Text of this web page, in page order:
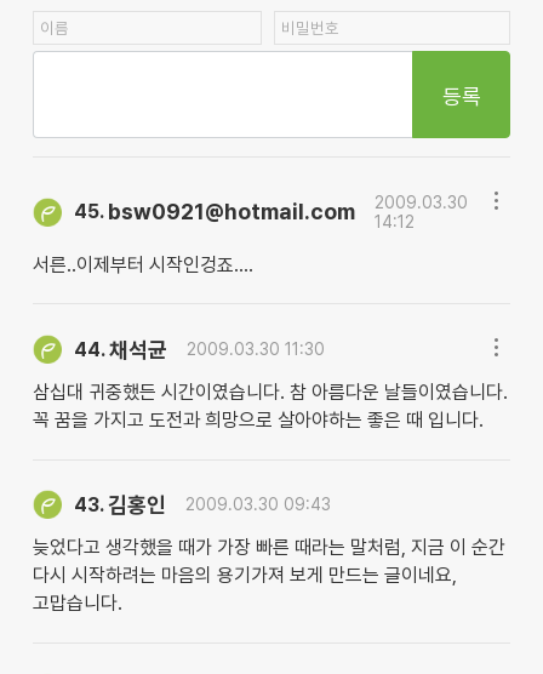
등록
45. bsw0921@hotmail.com
2009.03.30
14:12
서른..이제부터 시작인겅죠....
44.채석균 2009.03.30 11:30
삼십대 귀중했든 시간이였습니다. 참 아름다운 날들이였습니다.
꼭 꿈을 가지고 도전과 희망으로 살아야하는 좋은 때 입니다.
43.김홍인 2009.03.30 09:43
늦었다고 생각했을 때가 가장 빠른 때라는 말처럼, 지금 이 순간
다시 시작하려는 마음의 용기가져 보게 만드는 글이네요,
고맙습니다.